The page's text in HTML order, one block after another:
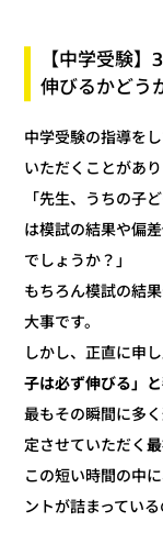
【中学受験
伸びるかどう
中学受験の指導を
いただくことがあり
「先生、うちの子
は模試の結果や偏
でしょうか？」
もちろん模試の結
大事です。
しかし、正直に申
子は必ず伸びる」
最もその瞬間に多
定させていただく
この短い時間の中
ントが詰まっている